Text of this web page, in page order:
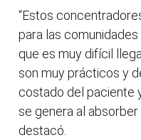
“Estos
para las
que es muy difícil
son muy prácticos y
costado del paciente
se genera al absorber
destacó.